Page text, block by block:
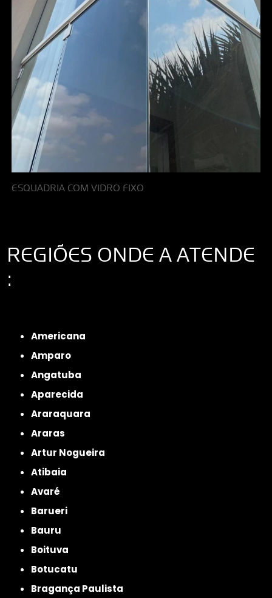
ESQUADRIA COM VIDRO FIXO
REGIÕES ONDE A ATENDE
:
Americana
Amparo
Angatuba
Aparecida
Araraquara
Araras
Artur Nogueira
Atibaia
Avaré
Barueri
Bauru
Boituva
Botucatu
Bragança Paulista